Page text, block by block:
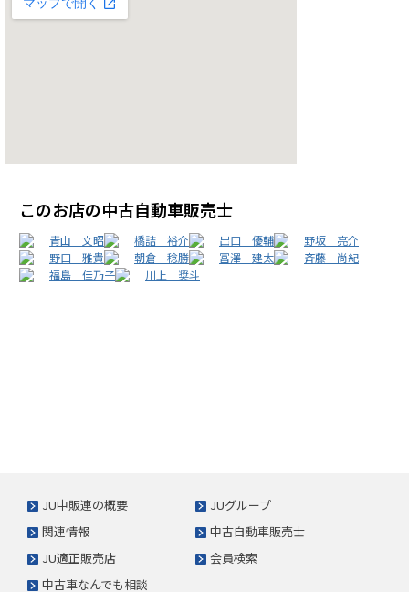
このお店の中古自動車販売士
青山 文昭 橋詰 裕介 出口 優輔
野坂 亮介
野口 雅貴
朝倉 稔勝 冨澤 建太
斉藤 尚紀
福島 佳乃子
川上 奨斗
JU中販連の概要
JUグループ
関連情報
中古自動車販売士
JU適正販売店
会員検索
中古車なんでも相談